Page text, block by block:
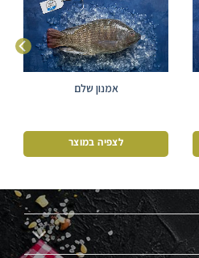
אמנון שלם
לצפיה במוצר